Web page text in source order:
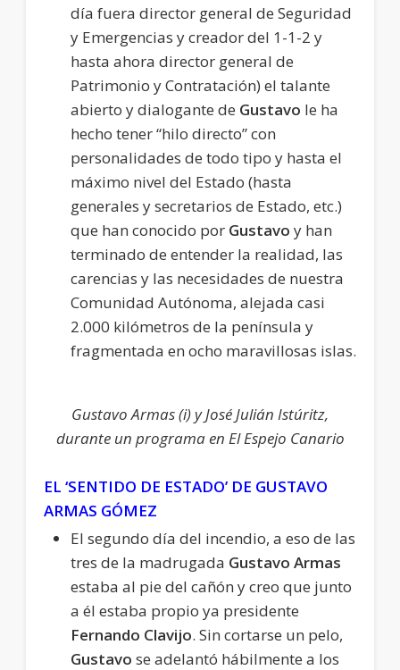
día fuera director general de Seguridad
y Emergencias y creador del 1-1-2 y
hasta ahora director general de
Patrimonio y Contratación) el talante
abierto y dialogante de Gustavo le ha
hecho tener “hilo directo” con
personalidades de todo tipo y hasta el
máximo nivel del Estado (hasta
generales y secretarios de Estado, etc.)
que han conocido por Gustavo y han
terminado de entender la realidad, las
carencias y las necesidades de nuestra
Comunidad Autónoma, alejada casi
2.000 kilómetros de la península y
fragmentada en ocho maravillosas islas.
Gustavo Armas (i) y José Julián Istúritz,
durante un programa en El Espejo Canario
EL ‘SENTIDO DE ESTADO’ DE GUSTAVO
ARMAS GÓMEZ
El segundo día del incendio, a eso de las
tres de la madrugada Gustavo Armas
estaba al pie del cañón y creo que junto
a él estaba propio ya presidente
Fernando Clavijo. Sin cortarse un pelo,
Gustavo se adelantó hábilmente a los